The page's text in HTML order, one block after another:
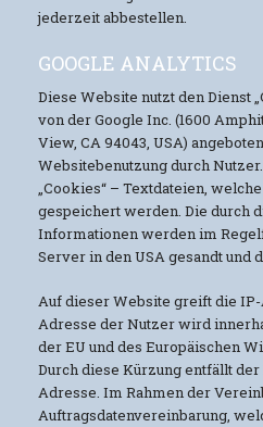
jederzeit abbestellen.
GOOGLE ANALYTICS
Diese Website nutzt den Dienst
von der Google Inc. (1600
View, CA 94043, USA)
Websitebenutzung durch
„Cookies“ – Textdateien,
gespeichert werden. Die durch
Informationen werden im
Server in den USA gesandt und
Auf dieser Website greift die
Adresse der Nutzer wird
der EU und des Europäischen
Durch diese Kürzung entfällt
Adresse. Im Rahmen der
Auftragsdatenvereinbarung,